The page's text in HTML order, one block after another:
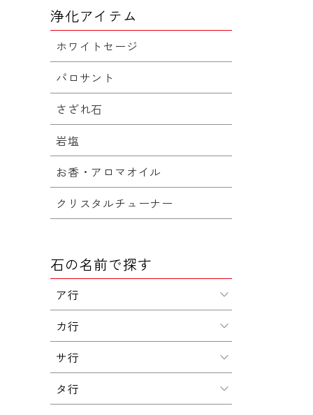
浄化アイテム
ホワイトセージ
パロサント
さざれ石
岩塩
お香・アロマオイル
クリスタルチューナー
石の名前で探す
ア行
カ行
サ行
タ行